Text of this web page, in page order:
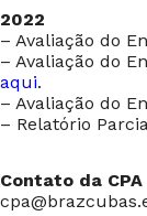
2022
– Avaliação do
– Avaliação do
aqui.
– Avaliação do
– Relatório
Contato da CPA